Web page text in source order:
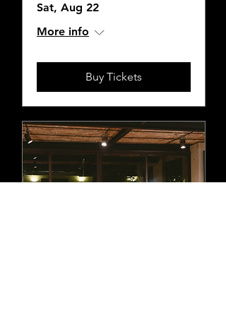
Sat, Aug 22
More info
Buy Tickets